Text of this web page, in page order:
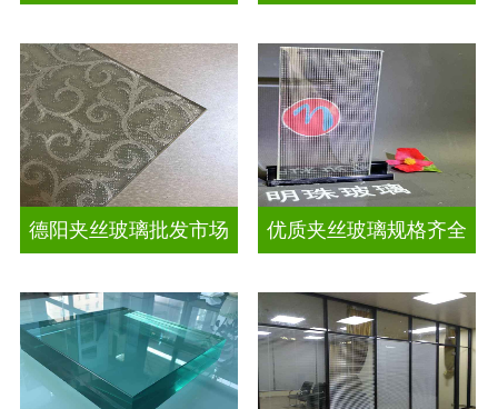
德阳夹丝玻璃批发市场 优质夹丝玻璃规格齐全